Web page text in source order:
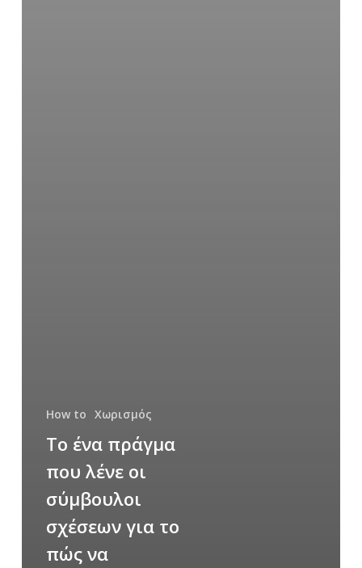
How to Χωρισμός
Το ένα πράγμα
που λένε οι
σύμβουλοι
σχέσεων για το
πώς να